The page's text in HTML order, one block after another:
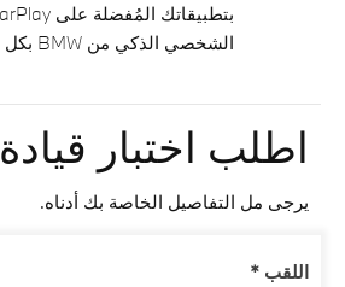
الشخصي الذكي من BMW بكل يسر وأمان.
اطلب اختبار قيادة
يرجى مل التفاصيل الخاصة بك أدناه.
اللقب*